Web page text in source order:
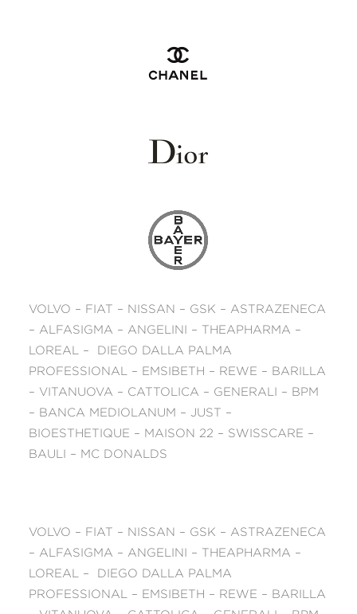
VOLVO – FIAT – NISSAN – GSK – ASTRAZENECA
– ALFASIGMA – ANGELINI – THEAPHARMA –
LOREAL – DIEGO DALLA PALMA
PROFESSIONAL – EMSIBETH – REWE – BARILLA
– VITANUOVA – CATTOLICA – GENERALI – BPM
– BANCA MEDIOLANUM – JUST –
BIOESTHETIQUE – MAISON 22 – SWISSCARE –
BAULI – MC DONALDS
VOLVO – FIAT – NISSAN – GSK – ASTRAZENECA
– ALFASIGMA – ANGELINI – THEAPHARMA –
LOREAL – DIEGO DALLA PALMA
PROFESSIONAL – EMSIBETH – REWE – BARILLA